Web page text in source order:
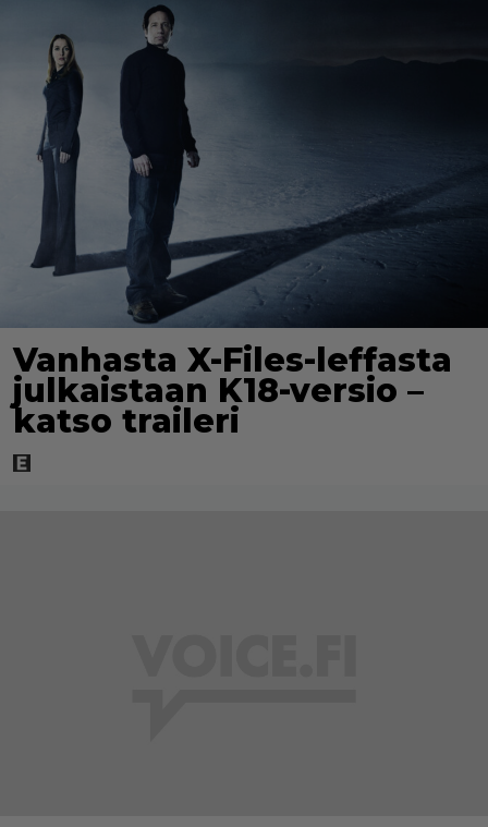
Vanhasta X-Files-leffasta
julkaistaan K18-versio –
katso traileri